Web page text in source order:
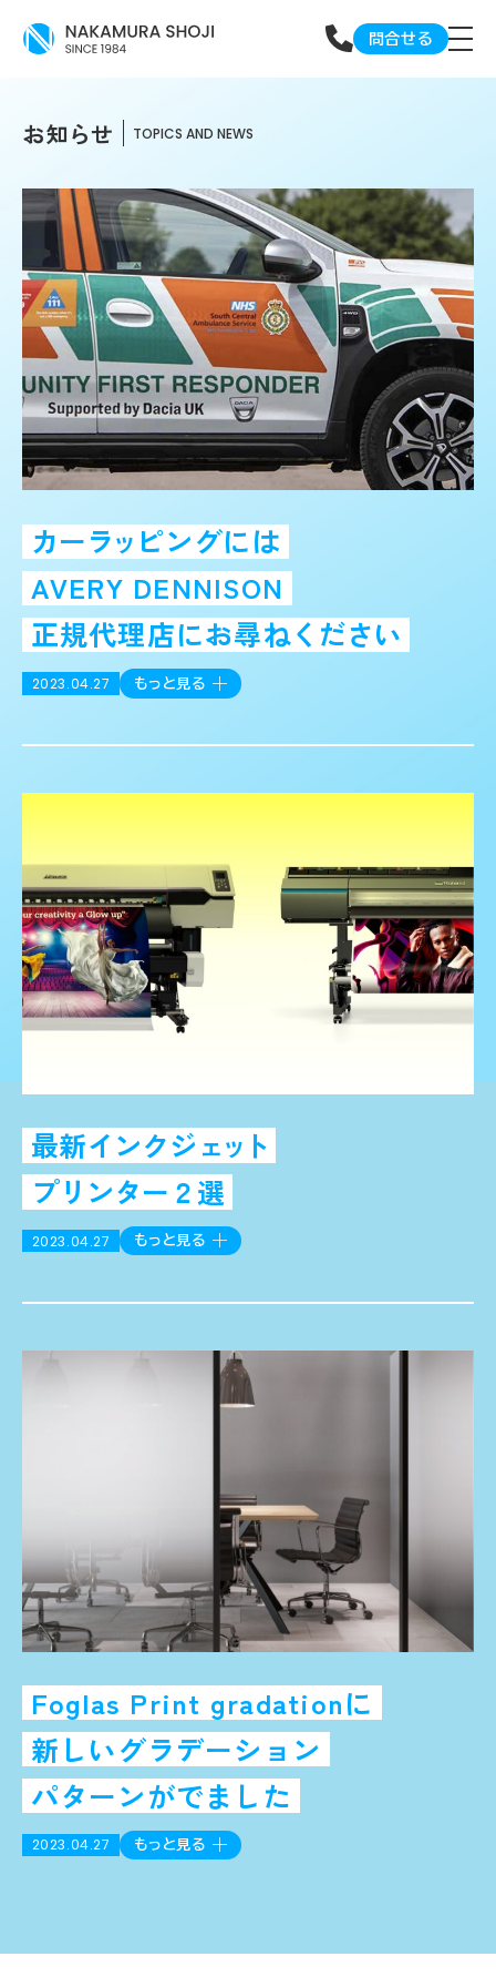
問合せる
お知らせ TOPICS AND NEWS
カーラッ ピングには
AVERY DENNISON
正規代理店にお尋ねください
2023.04.27 もっと見る
最新インクジェット
プリンター２選
2023.04.27 もっと見る
Foglas Print gradationに
新しいグラデーション
パターンがでました
2023.04.27 もっと見る